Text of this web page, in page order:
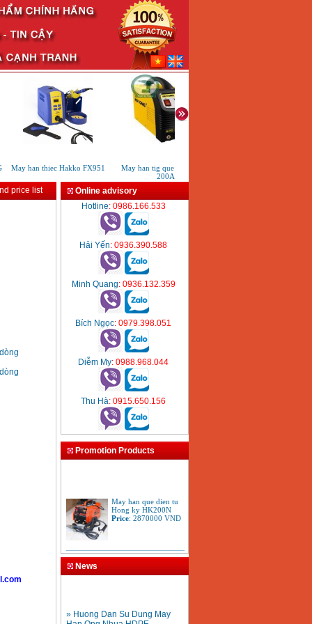
May han thiec Hakko FX951
May han tig que Hutong tig
200A
price list
Online advisory
Hotline: 0986.166.533
Hải Yến: 0936.390.588
Minh Quang: 0936.132.359
Bích Ngọc: 0979.398.051
Diễm My: 0988.968.044
Thu Hà: 0915.650.156
Promotion Products
Hong ky HK200N
Price:2870000VND
Tay cat mo cat den cat
Price:650000VND
News
Han Ong Nhua HDPE